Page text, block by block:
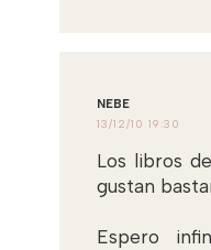
NEBE
13/12/10 19:30
Los libros
gustan
Espero